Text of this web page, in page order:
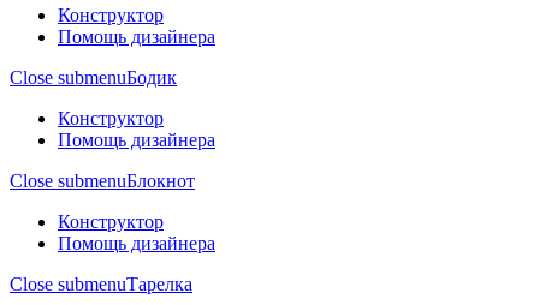
Конструктор
Помощь дизайнера
Close submenuБодик
Конструктор
Помощь дизайнера
Close submenuБлокнот
Конструктор
Помощь дизайнера
Close submenuТарелка